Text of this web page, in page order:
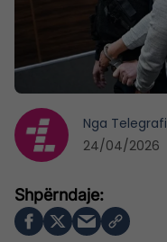
Nga Telegrafi
24/04/2026